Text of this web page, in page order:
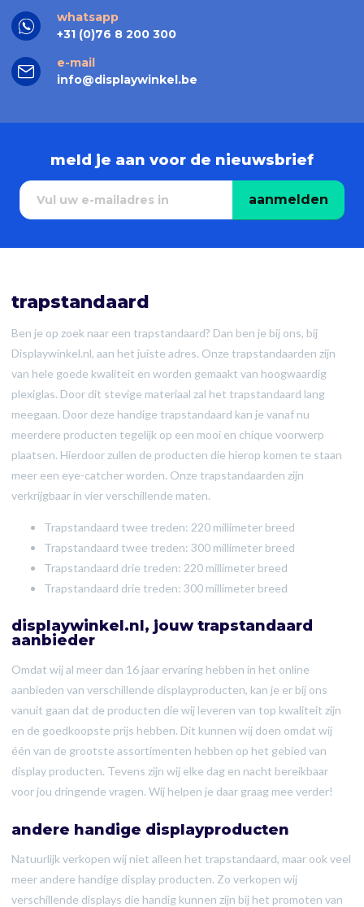
whatsapp
+31 (0)76 8 200 300
e-mail
info@displaywinkel.be
meld je aan voor de nieuwsbrief
aanmelden
trapstandaard
Ben je op zoek naar een trapstandaard? Dan ben je bij ons, bij
Displaywinkel.nl, aan het juiste adres. Onze trapstandaarden zijn
van hele goede kwaliteit en worden gemaakt van hoogwaardig
plexiglas. Door dit stevige materiaal zal het trapstandaard lang
meegaan. Door deze handige trapstandaard kan je vanaf nu
meerdere producten tegelijk op een mooi en chique voorwerp
plaatsen. Hierdoor zullen de producten die hierop komen te staan
meer een eye-catcher worden. Onze trapstandaarden zijn
verkrijgbaar in vier verschillende maten.
Trapstandaard twee treden: 220 millimeter breed
Trapstandaard twee treden: 300 millimeter breed
Trapstandaard drie treden: 220 millimeter breed
Trapstandaard drie treden: 300 millimeter breed
displaywinkel.nl, jouw trapstandaard
aanbieder
Omdat wij al meer dan 16 jaar ervaring hebben in het online
aanbieden van verschillende displayproducten, kan je er bij ons
vanuit gaan dat de producten die wij leveren van top kwaliteit zijn
en de goedkoopste prijs hebben. Dit kunnen wij doen omdat wij
één van de grootste assortimenten hebben op het gebied van
display producten. Tevens zijn wij elke dag en nacht bereikbaar
voor jou dringende vragen. Wij helpen je daar graag mee verder!
andere handige displayproducten
Natuurlijk verkopen wij niet alleen het trapstandaard, maar ook veel
meer andere handige display producten. Zo verkopen wij
verschillende displays die handig kunnen zijn bij het promoten van